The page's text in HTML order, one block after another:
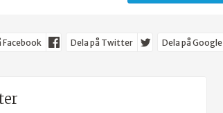
Facebook Dela på Twitter Dela på Google